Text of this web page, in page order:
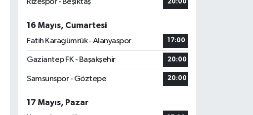
Rizespor - Beşiktaş
20:00
16 Mayıs, Cumartesi
Fatih Karagümrük - Alanyaspor
17:00
Gaziantep FK - Başakşehir 20:00
Samsunspor - Göztepe 20:00
17 Mayıs, Pazar